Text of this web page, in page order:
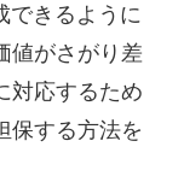
できるように
値がさがり差
対応するため
保する方法を